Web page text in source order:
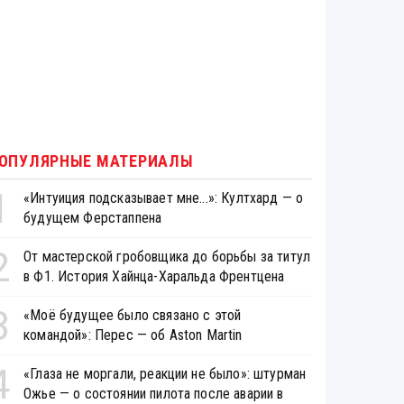
МАТЕРИАЛЫ
«Интуиция подсказывает мне...»: Култхард — о
будущем Ферстаппена
От мастерской гробовщика до борьбы за титул
в Ф1. История Хайнца-Харальда Френтцена
«Моё будущее было связано с этой
командой»: Перес — об Aston Martin
«Глаза не моргали, реакции не было»: штурман
Ожье — о состоянии пилота после аварии в